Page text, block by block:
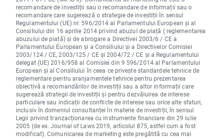
recomandare de investiții sau o recomandare de informații sau o
recomandare care sugerează o strategie de investiții în sensul
Regulamentului (UE) nr. 596/2014 al Parlamentului European și al
Consiliului din 16 aprilie 2014 privind abuzul de piață ( reglementarea
abuzului de piață) și de abrogare a Directivei 2003/6 / CE a
Parlamentului European și a Consiliului și a Directivelor Comisiei
2003/124 / CE, 2003/125 / CE și 2004/72 / CE și a Regulamentului
delegat (UE) 2016/958 al Comisiei din 9 596/2014 al Parlamentului
European și al Consiliului în ceea ce privește standardele tehnice de
reglementare pentru aranjamentele tehnice pentru prezentarea
obiectivă a recomandărilor de investiții sau a altor informații care
sugerează strategii de investiții și pentru dezvăluirea de interese
particulare sau indicații de conflicte de interese sau orice alte sfaturi,
inclusiv în domeniul consultanței în materie de investiții, în sensul
Legii privind tranzacționarea cu instrumente financiare din 29 iulie
2005 (de ex. Journal of Laws 2019, articolul 875, astfel cum a fost
modificat). Comunicarea de marketing este pregătită cu cea mai